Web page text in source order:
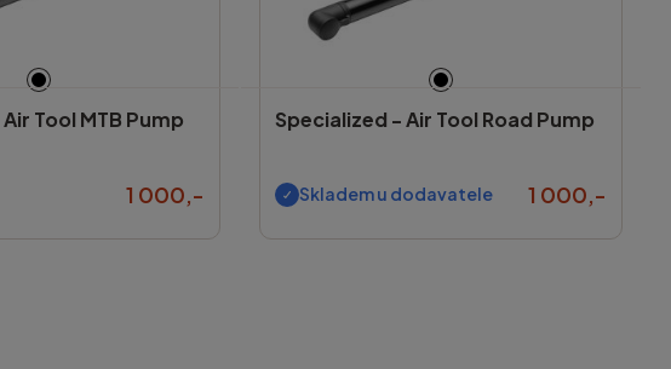
Air Tool MTB Pump
1 000,-
Specialized -Air Tool Road Pump
Skladem u dodavatele 1 000,-